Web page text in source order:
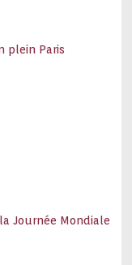
plein Paris
Journée Mondiale